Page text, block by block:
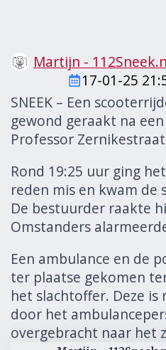
Martijn -
17-01-25
SNEEK – Een
gewond geraakt na
Professor
Rond 19:25 uur ging
reden mis en kwam de
De bestuurder raakte
Omstanders
Een ambulance en de
ter plaatse gekomen
het slachtoffer. Deze is
door het
overgebracht naar het